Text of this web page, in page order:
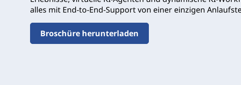
alles mit End-to-End-Support von einer einzigen
Broschüre herunterladen